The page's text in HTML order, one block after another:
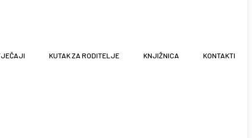
KUTAK ZA RODITELJE KNJIŽNICA KONTAKTI